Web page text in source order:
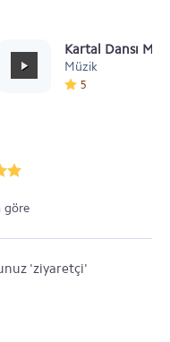
Kartal Dansı
Müzik
5
göre
'ziyaretçi'